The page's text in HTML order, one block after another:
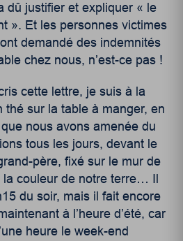
dû justifier et expliquer « le
». Et les personnes victimes
demandé des indemnités
chez nous, n’est-ce pas !
cette lettre, je suis à la
thé sur la table à manger, en
nous avons amenée du
tous les jours, devant le
père, fixé sur le mur de
couleur de notre terre… Il
du soir, mais il fait encore
à l’heure d’été, car
heure le week-end